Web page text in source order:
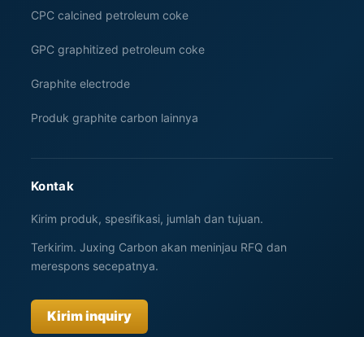
CPC calcined petroleum coke
GPC graphitized petroleum coke
Graphite electrode
Produk graphite carbon lainnya
Kontak
Kirim produk, spesifikasi, jumlah dan tujuan.
Terkirim. Juxing Carbon akan meninjau RFQ dan
merespons secepatnya.
Kirim inquiry